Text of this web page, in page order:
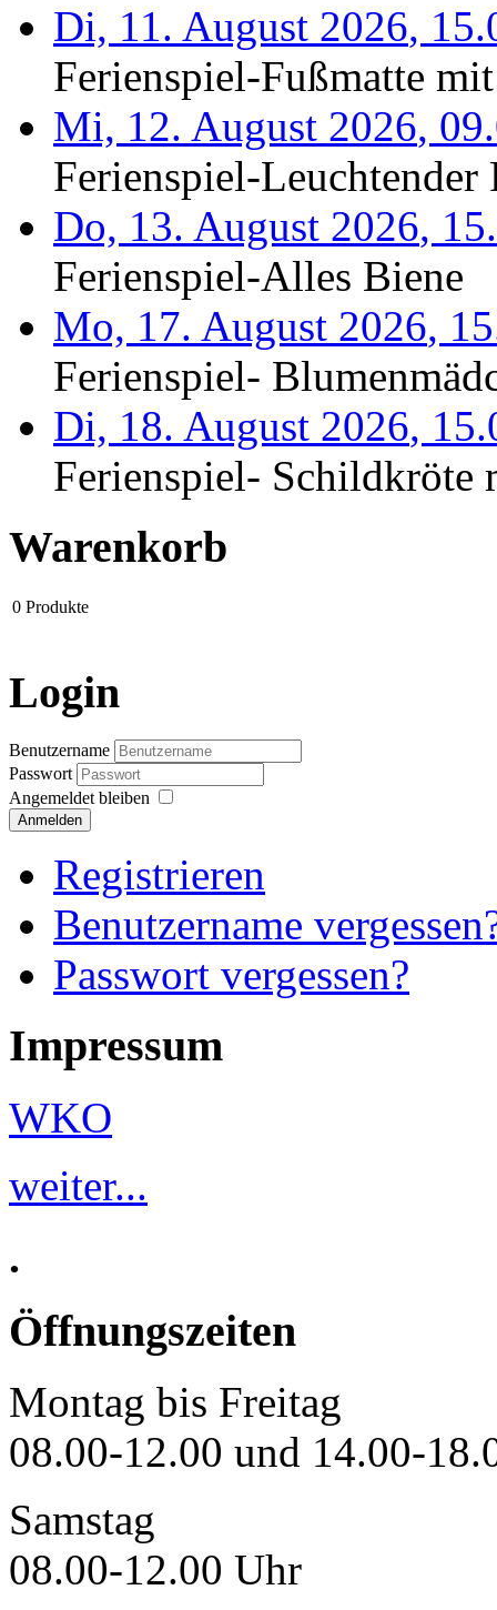
Di, 11. August 2026,
Ferienspiel-Fußmatte
Mi, 12. August 2026,
Ferienspiel-Leuchtender
Do, 13. August 2026,
Ferienspiel-Alles Biene
Mo, 17. August 2026,
Ferienspiel-
Di, 18. August 2026,
Ferienspiel- Schildkröte
Warenkorb
0 Produkte
Login
Benutzername
Passwort
Angemeldet bleiben
Anmelden
Registrieren
Benutzername
Passwort vergessen?
Impressum
WKO
weiter...
.
Öffnungszeiten
Montag bis Freitag
08.00-12.00 und 14.00-
Samstag
08.00-12.00 Uhr